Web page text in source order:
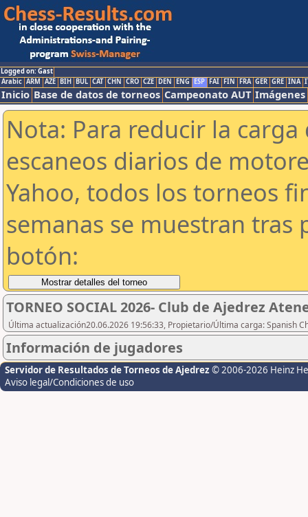
Logged on: Gast
Arabic ARM AZE BIH BUL CAT CHN CRO CZE DEN ENG ESP FAI FIN FRA GER GRE INA
Inicio Base de datos de torneos Campeonato AUT Imágenes
Nota: Para reducir la
escaneos diarios de
Yahoo, todos los torneos
semanas se muestran tras
botón:
TORNEO SOCIAL 2026- Club de Ajedrez
Última actualización20.06.2026 19:56:33, Propietario/Última carga: Spanish
Información de jugadores
Servidor de Resultados de Torneos de Ajedrez © 2006-2026 Heinz
Aviso legal/Condiciones de uso